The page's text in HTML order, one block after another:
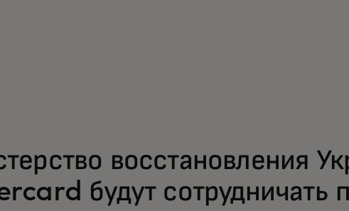
восстановления
будут сотрудничать